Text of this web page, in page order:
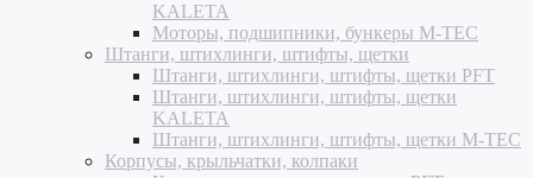
KALETA
Моторы, подшипники, бункеры M-TEC
Штанги, штихлинги, штифты, щетки
Штанги, штихлинги, штифты, щетки PFT
Штанги, штихлинги, штифты, щетки
KALETA
Штанги, штихлинги, штифты, щетки M-TEC
Корпусы, крыльчатки, колпаки